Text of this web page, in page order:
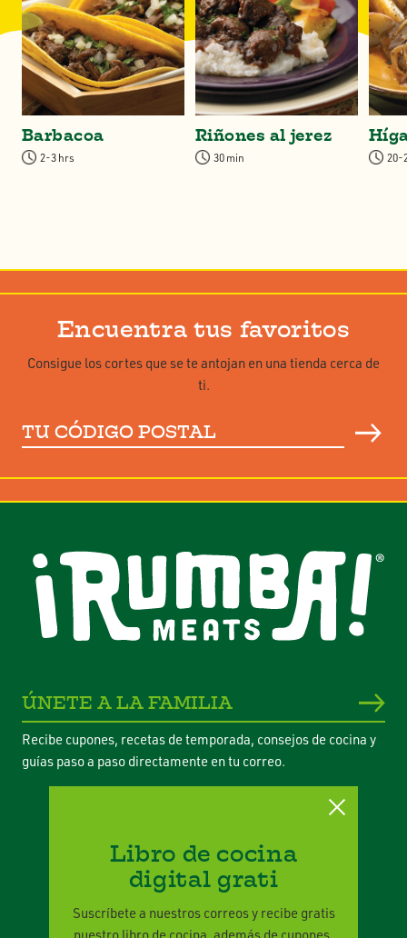
Barbacoa
2-3 hrs
Riñones al jerez
30 min 20-
Encuentra tus favoritos
Consigue los cortes que se te antojan en una tienda cerca de
ti.
Tu
código
ÚNETE A LA FAMILIA
Recibe cupones, recetas de temporada, consejos de cocina y
guías paso a paso directamente en tu correo.
Política de Privacidad
Términos Legales
Libro de cocina
digital grati
Suscríbete a nuestros correos y recibe gratis